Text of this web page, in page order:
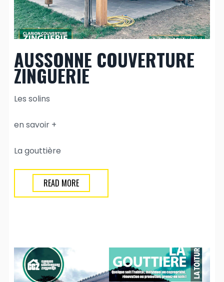
AUSSONNE COUVERTURE
ZINGUERIE
Les solins
en savoir +
La gouttière
READ MORE